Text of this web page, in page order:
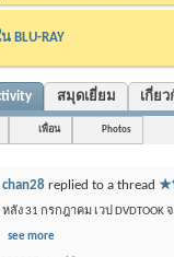
BLU-RAY
สมุดเยี่ยม เกี่ย
เพื่อน Photos
chan28 replied to a thread ★
หลัง 31 กรกฎาคม เวป
see more